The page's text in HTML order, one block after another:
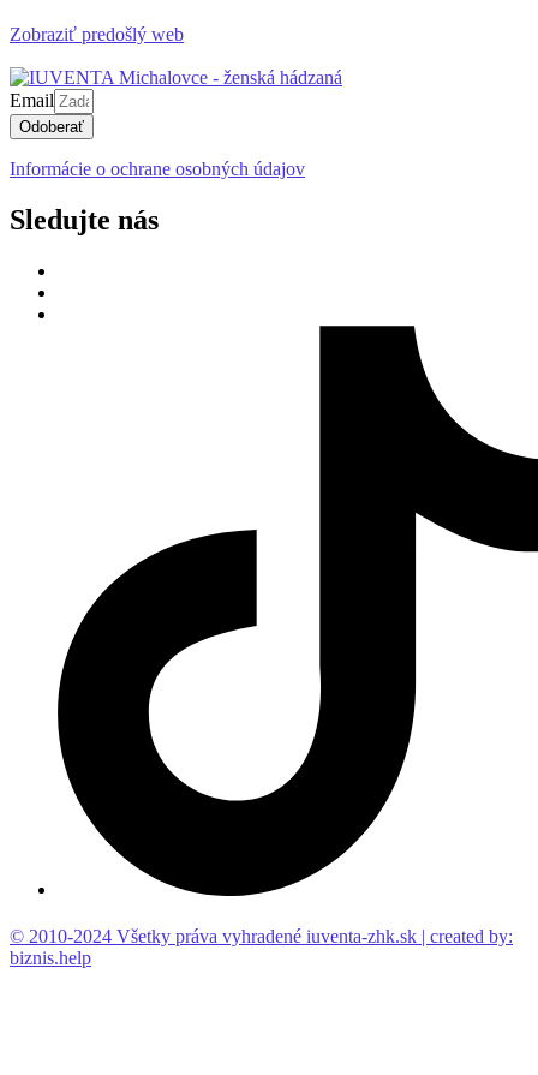
Zobraziť predošlý web
Email
Odoberať
Informácie o ochrane osobných údajov
Sledujte nás
© 2010-2024 Všetky práva vyhradené iuventa-zhk.sk | created by:
biznis.help